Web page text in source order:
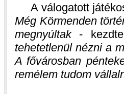
A válogatott
Még Körmenden
megnyúltak-
tehetetlenül nézni a
A fővárosban
remélem tudom